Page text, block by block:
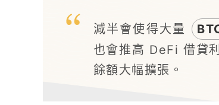
減半會使得大量
也會推高 DeFi 借貸
餘額大幅擴張。